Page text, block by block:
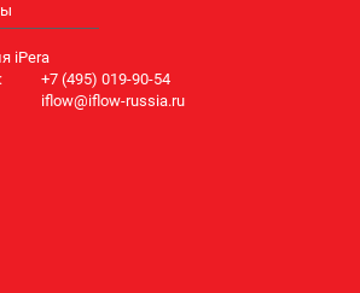
iPera
+7 (495) 019-90-54
iflow@iflow-russia.ru